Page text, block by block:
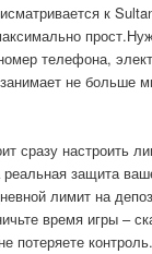
к
телефона,
не больше
сразу настроить
защита
лимит на
время игры –
потеряете контроль.